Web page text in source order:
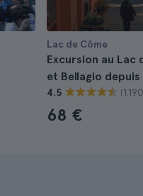
Lac de Côme
Excursion au Lac
et Bellagio depuis
4.5
68 €